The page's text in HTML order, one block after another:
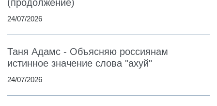
(продолжение)
24/07/2026
Таня Адамс - Объясняю россиянам
истинное значение слова "ахуй"
24/07/2026